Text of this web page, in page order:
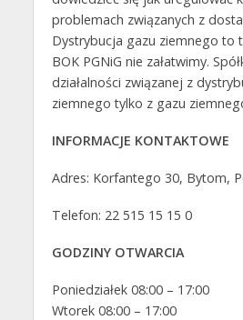
problemach związanych z
Dystrybucja gazu ziemnego to
BOK PGNiG nie załatwimy.
działalności związanej z
ziemnego tylko z gazu
INFORMACJE KONTAKTOWE
Adres: Korfantego 30, Bytom,
Telefon: 22 515 15 15 0
GODZINY OTWARCIA
Poniedziałek 08:00 – 17:00
Wtorek 08:00 – 17:00